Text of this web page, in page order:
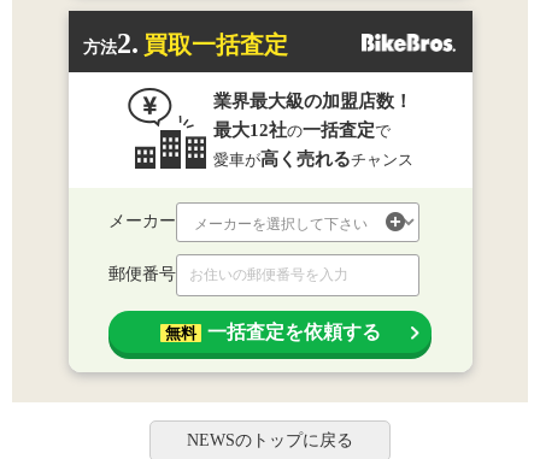
方法2. 買取一括査定
業界最大級の加盟店数！
最大12社の一括査定で
愛車が高く売れるチャンス
メーカー
郵便番号
無料 一括査定を依頼する
NEWSのトップに戻る